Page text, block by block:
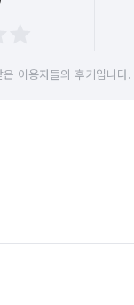
이용자들의 후기입니다.